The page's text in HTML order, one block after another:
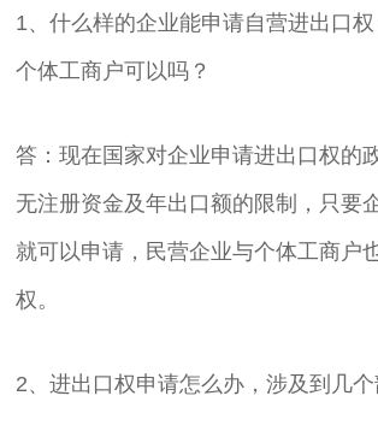
1、什么样的企业能申请自营进出口
个体工商户可以吗？
答：现在国家对企业申请进出口权的
无注册资金及年出口额的限制，只要
就可以申请，民营企业与个体工商户
权。
2、进出口权申请怎么办，涉及到几个